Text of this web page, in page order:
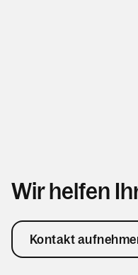
Wir helfen
Kontakt